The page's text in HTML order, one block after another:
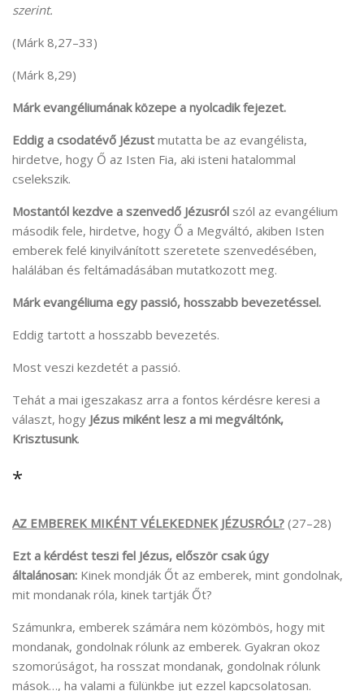
szerint.
(Márk 8,27–33)
(Márk 8,29)
Márk evangéliumának közepe a nyolcadik fejezet.
Eddig a csodatévő Jézust mutatta be az evangélista,
hirdetve, hogy Ő az Isten Fia, aki isteni hatalommal
cselekszik.
Mostantól kezdve a szenvedő Jézusról szól az evangélium
második fele, hirdetve, hogy Ő a Megváltó, akiben Isten
emberek felé kinyilvánított szeretete szenvedésében,
halálában és feltámadásában mutatkozott meg.
Márk evangéliuma egy passió, hosszabb bevezetéssel.
Eddig tartott a hosszabb bevezetés.
Most veszi kezdetét a passió.
Tehát a mai igeszakasz arra a fontos kérdésre keresi a
választ, hogy Jézus miként lesz a mi megváltónk,
Krisztusunk.
*
AZ EMBEREK MIKÉNT VÉLEKEDNEK JÉZUSRÓL? (27–28)
Ezt a kérdést teszi fel Jézus, először csak úgy
általánosan: Kinek mondják Őt az emberek, mint gondolnak,
mit mondanak róla, kinek tartják Őt?
Számunkra, emberek számára nem közömbös, hogy mit
mondanak, gondolnak rólunk az emberek. Gyakran okoz
szomorúságot, ha rosszat mondanak, gondolnak rólunk
mások…, ha valami a fülünkbe jut ezzel kapcsolatosan.